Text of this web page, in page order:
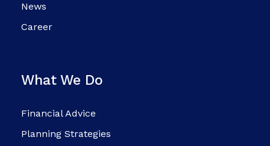
News
Career
What We Do
Financial Advice
Planning Strategies